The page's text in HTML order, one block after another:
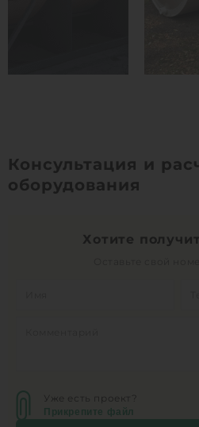
Консультация и
оборудования
Хотите
Уже есть проект?
Прикрепите файл